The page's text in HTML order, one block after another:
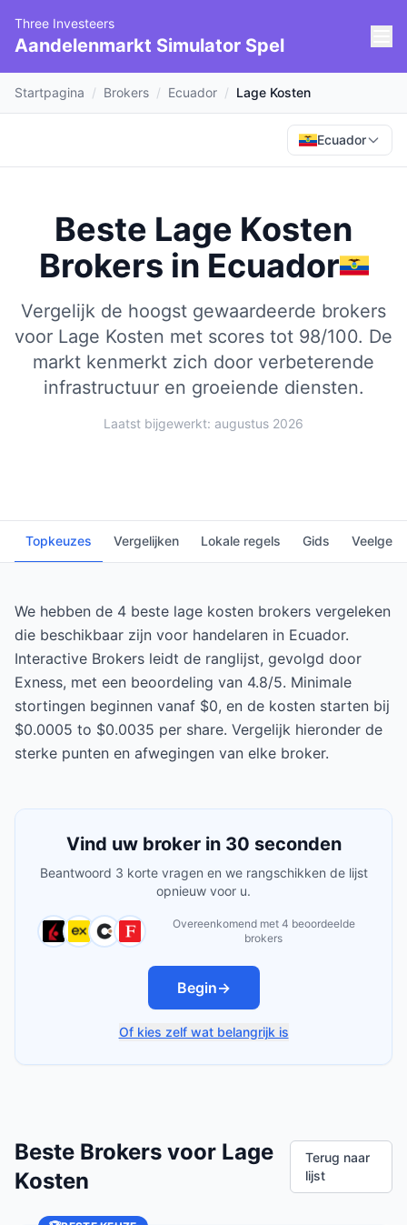
Three Investeers
Aandelenmarkt Simulator Spel
Startpagina / Brokers / Ecuador / Lage Kosten
Ecuador
Beste Lage Kosten
Brokers in Ecuador
Vergelijk de hoogst gewaardeerde brokers
voor Lage Kosten met scores tot 98/100. De
markt kenmerkt zich door verbeterende
infrastructuur en groeiende diensten.
Laatst bijgewerkt: augustus 2026
Topkeuzes Vergelijken Lokale regels Gids
We hebben de 4 beste lage kosten brokers vergeleken
die beschikbaar zijn voor handelaren in Ecuador.
Interactive Brokers leidt de ranglijst, gevolgd door
Exness, met een beoordeling van 4.8/5. Minimale
stortingen beginnen vanaf $0, en de kosten starten bij
$0.0005 to $0.0035 per share. Vergelijk hieronder de
sterke punten en afwegingen van elke broker.
Vind uw broker in 30 seconden
Beantwoord 3 korte vragen en we rangschikken de lijst
opnieuw voor u.
Overeenkomend met 4 beoordeelde
brokers
Begin→
Of kies zelf wat belangrijk is
Beste Brokers voor Lage
Kosten
Terug naar
lijst